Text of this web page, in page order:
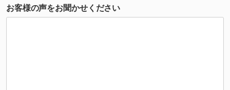
お客様の声をお聞かせください